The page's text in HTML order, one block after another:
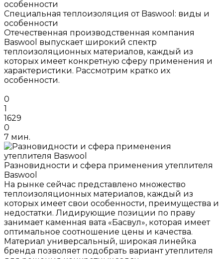
Специальная теплоизоляция от Baswool: виды и
особенности
Отечественная производственная компания
Baswool выпускает широкий спектр
теплоизоляционных материалов, каждый из
которых имеет конкретную сферу применения и
характеристики. Рассмотрим кратко их
особенности.
0
1
1629
0
7 мин.
Разновидности и сфера применения утеплителя
Baswool
На рынке сейчас представлено множество
теплоизоляционных материалов, каждый из
которых имеет свои особенности, преимущества и
недостатки. Лидирующие позиции по праву
занимает каменная вата «Басвул», которая имеет
оптимальное соотношение цены и качества.
Материал универсальный, широкая линейка
бренда позволяет подобрать вариант утеплителя